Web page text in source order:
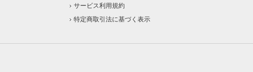
サービス利用規約
特定商取引法に基づく表示